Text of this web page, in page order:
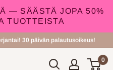
— SÄÄSTÄ JOPA 50%
TUOTTEISTA
30 päivän palautusoikeus!
0